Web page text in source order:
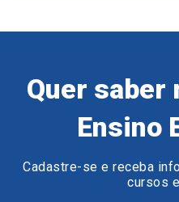
Quer saber
Ensino
Cadastre-se e receba
cursos